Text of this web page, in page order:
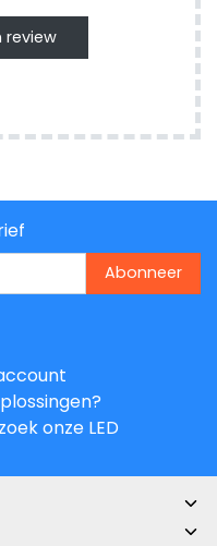
review
Abonneer
onze LED